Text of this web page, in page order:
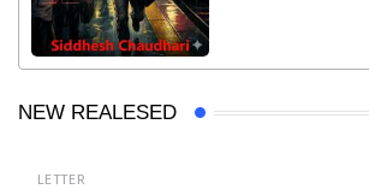
NEW REALESED
LETTER